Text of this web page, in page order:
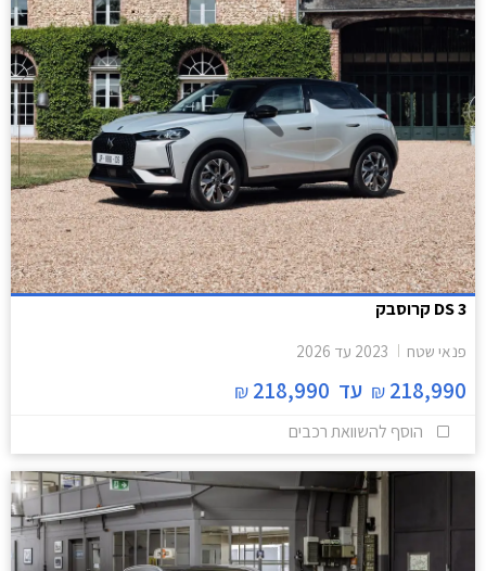
DS 3 קרוסבק
פנאי שטח 2023 עד 2026
218,990
₪ עד 218,990
₪
הוסף להשוואת רכבים